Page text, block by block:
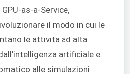
as-a-Service,
il modo in cui le
le attività ad alta
artificiale e
alle simulazioni